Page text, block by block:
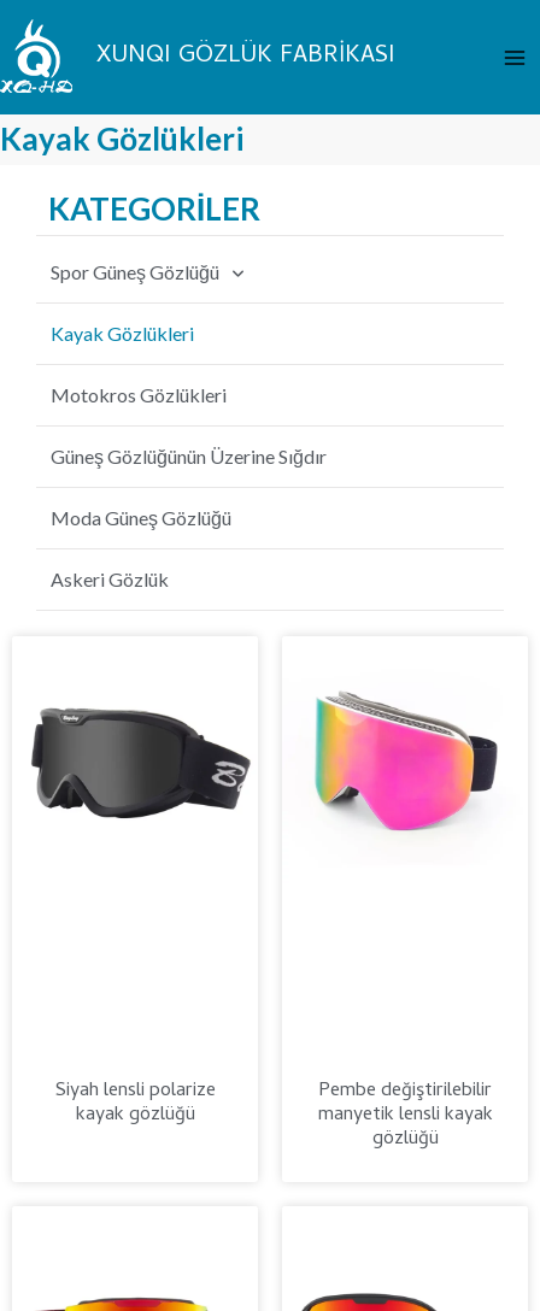
İçeriğe
atla XUNQI GÖZLÜK FABRİKASI
Kayak Gözlükleri
KATEGORİLER
Spor Güneş Gözlüğü
Bisiklet Güneş Gözlüğü
Balıkçılık Güneş Gözlüğü
Beyzbol Güneş Gözlüğü
Golf Güneş Gözlüğü
Kayak Gözlükleri
Motokros Gözlükleri
Güneş Gözlüğünün Üzerine Sığdır
Moda Güneş Gözlüğü
Askeri Gözlük
Siyah lensli polarize
kayak gözlüğü
Pembe değiştirilebilir
manyetik lensli kayak
gözlüğü